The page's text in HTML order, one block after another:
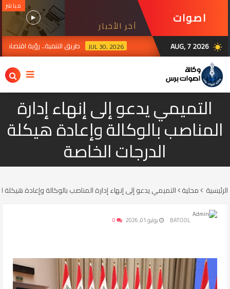
اصوات
برس
آخر الأخبار
مباشر
wb_sunny
AUG, 7 2026
JUL 30, 2026 طريق التنمية.. رؤية اقتصادية
التميمي يدعو إلى إنهاء إدارة
المناصب بالوكالة وإعادة هيكلة
الدرجات الخاصة
الرئيسية محلية التميمي يدعو إلى إنهاء إدارة المناصب بالوكالة وإعادة هيكلة
BATOOL يوليو 01, 2026